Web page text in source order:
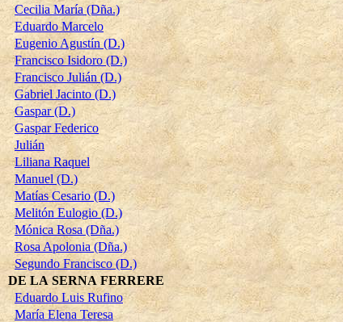
Cecilia María (Dña.)
Eduardo Marcelo
Eugenio Agustín (D.)
Francisco Isidoro (D.)
Francisco Julián (D.)
Gabriel Jacinto (D.)
Gaspar (D.)
Gaspar Federico
Julián
Liliana Raquel
Manuel (D.)
Matías Cesario (D.)
Melitón Eulogio (D.)
Mónica Rosa (Dña.)
Rosa Apolonia (Dña.)
Segundo Francisco (D.)
DE LA SERNA FERRERE
Eduardo Luis Rufino
María Elena Teresa